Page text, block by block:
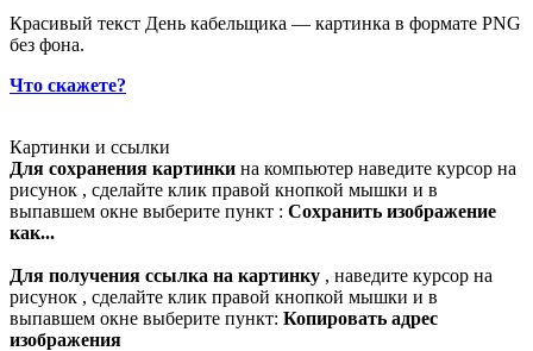
Красивый текст День кабельщика — картинка в формате PNG
без фона.
Что скажете?
Картинки и ссылки
Для сохранения картинки на компьютер наведите курсор на
рисунок , сделайте клик правой кнопкой мышки и в
выпавшем окне выберите пункт : Сохранить изображение
как...
Для получения ссылка на картинку , наведите курсор на
рисунок , сделайте клик правой кнопкой мышки и в
выпавшем окне выберите пункт: Копировать адрес
изображения